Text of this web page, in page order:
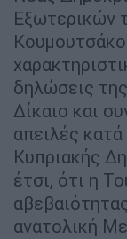
Εξωτερικών
δηλώσεις
Δίκαιο και
απειλές
Κυπριακής
έτσι, ότι η
ανατολική